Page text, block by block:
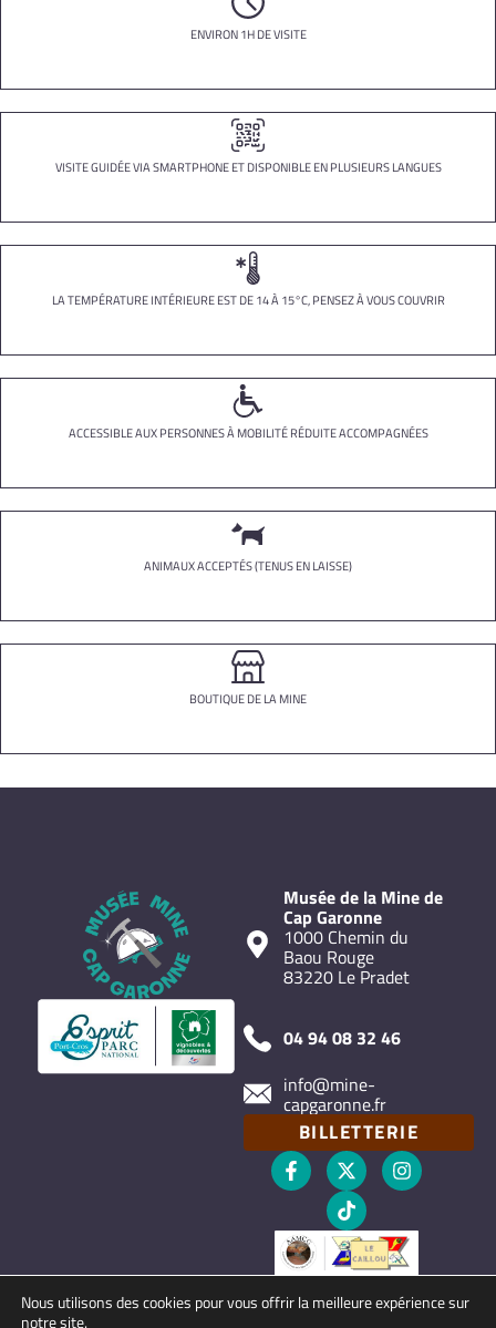
ENVIRON 1H DE VISITE
VISITE GUIDÉE VIA SMARTPHONE ET DISPONIBLE EN PLUSIEURS LANGUES
LA TEMPÉRATURE INTÉRIEURE EST DE 14 À 15°C, PENSEZ À VOUS COUVRIR
ACCESSIBLE AUX PERSONNES À MOBILITÉ RÉDUITE ACCOMPAGNÉES
ANIMAUX ACCEPTÉS (TENUS EN LAISSE)
BOUTIQUE DE LA MINE
Musée de la Mine de
Cap Garonne
1000 Chemin du
Baou Rouge
83220 Le Pradet
04 94 08 32 46
info@mine-
capgaronne.fr
BILLETTERIE
Nous utilisons des cookies pour vous offrir la meilleure expérience sur
notre site.